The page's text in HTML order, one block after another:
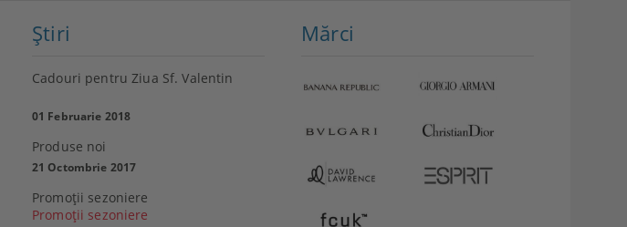
P1M
359.10Lei
399.00Lei
Philips
VEZI
Ştiri
Cadouri pentru Ziua Sf. Valentin
01 Februarie 2018
Produse noi
21 Octombrie 2017
Promoţii sezoniere
Promoţii sezoniere
Mărci